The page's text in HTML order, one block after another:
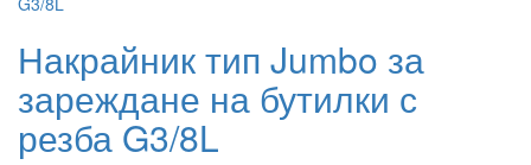
Накрайник тип Jumbo за
зареждане на бутилки с
резба G3/8L